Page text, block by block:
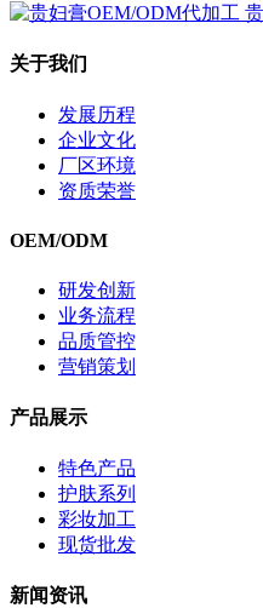
关于我们
发展历程
企业文化
厂区环境
资质荣誉
OEM/ODM
研发创新
业务流程
品质管控
营销策划
产品展示
特色产品
护肤系列
彩妆加工
现货批发
新闻资讯